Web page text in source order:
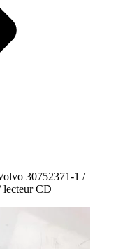
30752371-1 /
CD